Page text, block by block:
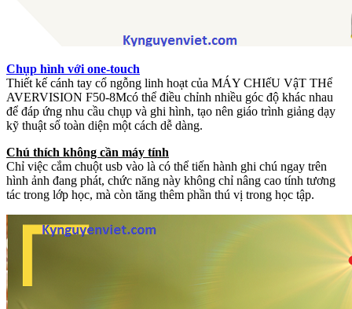
Chụp hình với one-touch
Thiết kế cánh tay cổ ngỗng linh hoạt của MÁY CHIếU VậT THể
AVERVISION F50-8Mcó thể điều chỉnh nhiều góc độ khác nhau
để đáp ứng nhu cầu chụp và ghi hình, tạo nên giáo trình giảng dạy
kỹ thuật số toàn diện một cách dễ dàng.
Chú thích không cần máy tính
Chỉ việc cắm chuột usb vào là có thể tiến hành ghi chú ngay trên
hình ảnh đang phát, chức năng này không chỉ nâng cao tính tương
tác trong lớp học, mà còn tăng thêm phần thú vị trong học tập.